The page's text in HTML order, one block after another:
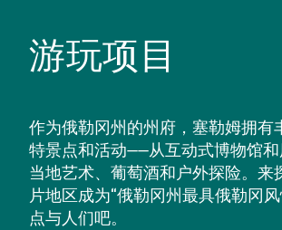
游玩项目
作为俄勒冈州的州府，塞勒姆拥有
特景点和活动——从互动式博物馆
当地艺术、葡萄酒和户外探险。来
片地区成为“俄勒冈州最具俄勒冈
点与人们吧。